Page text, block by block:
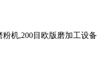
机,200目欧版磨加工设备